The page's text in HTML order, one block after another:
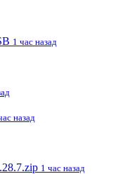
1 час назад
назад
1 час назад